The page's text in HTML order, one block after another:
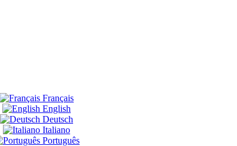
Français
English
Deutsch
Italiano
Português